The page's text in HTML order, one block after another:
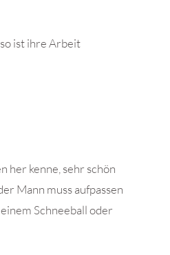
ist ihre Arbeit
her kenne, sehr schön
Mann muss aufpassen
Schneeball oder